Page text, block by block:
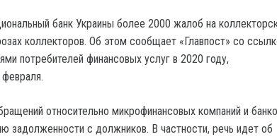
банк Украины более 2000 жалоб на
коллекторов. Об этом сообщает «Главпост» со
потребителей финансовых услуг в 2020 году,
относительно микрофинансовых компаний и
задолженности с должников. В частности, речь идет об